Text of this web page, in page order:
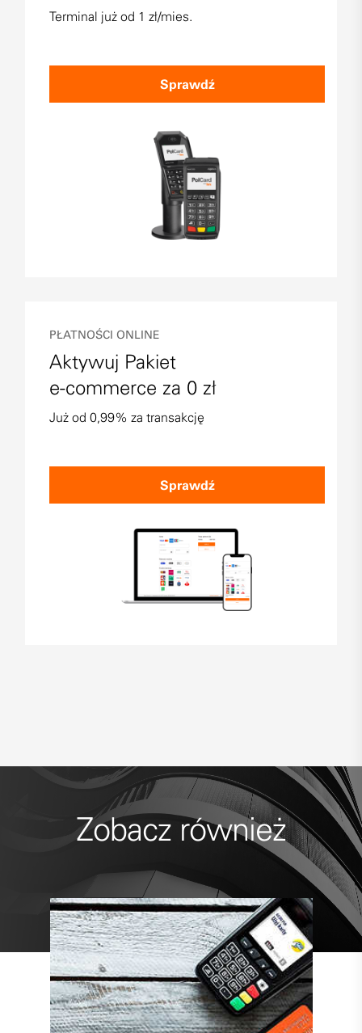
Terminal już od 1 zł/mies.
Sprawdź
PŁATNOŚCI ONLINE
Aktywuj Pakiet
e-commerce za 0 zł
Już od 0,99% za transakcję
Sprawdź
Zobacz również